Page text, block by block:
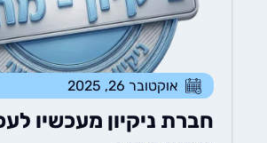
אוקטובר 26, 2025
חברת ניקיון מעכשיו לעכשיו –